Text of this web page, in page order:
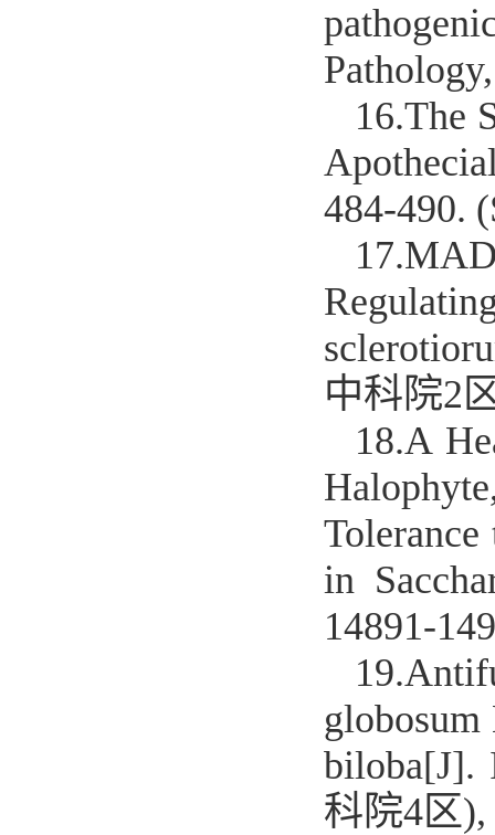
16.The
484-490.
17.
中科院2
18.A
in
14891-
19.
biloba[J].
科院4区